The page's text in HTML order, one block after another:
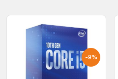
-9%